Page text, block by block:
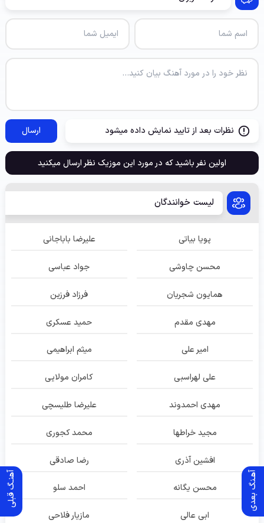
آهنـگ قبلی آهـنگ بعدی
نظرات بعد از تایید نمایش داده میشود ارسال
اولین نفر باشید که در مورد این موزیک نظر ارسال میکنید
لیست خوانندگان
پویا بیاتی علیرضا باباجانی
محسن چاوشی جواد عباسی
همایون شجریان فرزاد فرزین
مهدی مقدم حمید عسکری
امیر علی میثم ابراهیمی
علی لهراسبی کامران مولایی
مهدی احمدوند علیرضا طلیسچی
مجید خراطها محمد کجوری
افشین آذری رضا صادقی
محسن یگانه احمد سلو
ابی عالی مازیار فلاحی